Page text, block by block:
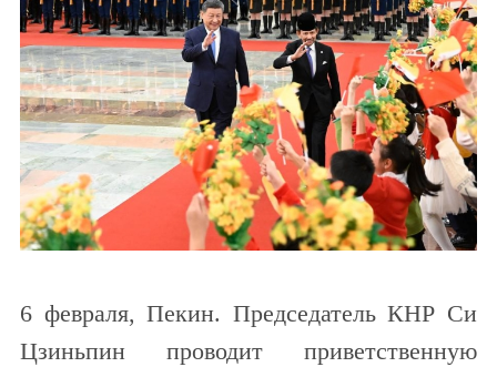
6 февраля, Пекин. Председатель КНР Си
Цзиньпин проводит приветственную